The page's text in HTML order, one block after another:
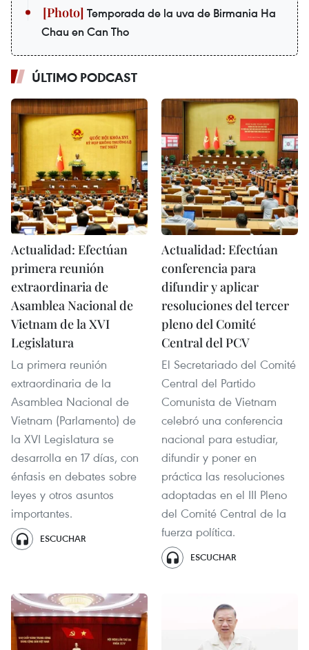
Temporada de la uva de Birmania Ha
Chau en Can Tho
ÚLTIMO PODCAST
Actualidad: Efectúan
primera reunión
extraordinaria de
Asamblea Nacional de
Vietnam de la XVI
Legislatura
La primera reunión
extraordinaria de la
Asamblea Nacional de
Vietnam (Parlamento) de
la XVI Legislatura se
desarrolla en 17 días, con
énfasis en debates sobre
leyes y otros asuntos
importantes.
ESCUCHAR
Actualidad: Efectúan
conferencia para
difundir y aplicar
resoluciones del tercer
pleno del Comité
Central del PCV
El Secretariado del Comité
Central del Partido
Comunista de Vietnam
celebró una conferencia
nacional para estudiar,
difundir y poner en
práctica las resoluciones
adoptadas en el III Pleno
del Comité Central de la
fuerza política.
ESCUCHAR